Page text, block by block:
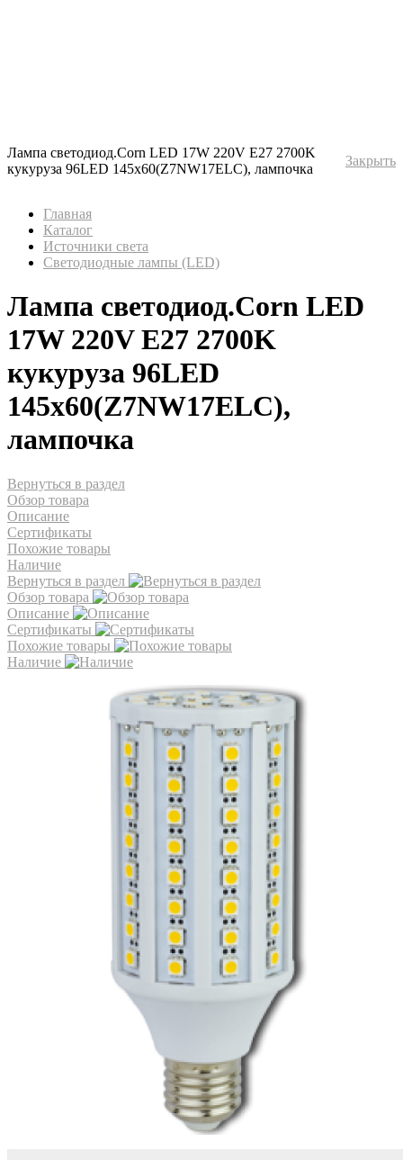
Лампа светодиод.Corn LED 17W 220V E27 2700K
кукуруза 96LED 145x60(Z7NW17ELC), лампочка
Закрыть
Главная
Каталог
Источники света
Светодиодные лампы (LED)
Лампа светодиод.Corn LED
17W 220V E27 2700K
кукуруза 96LED
145x60(Z7NW17ELC),
лампочка
Вернуться в раздел
Обзор товара
Описание
Сертификаты
Похожие товары
Наличие
Вернуться в раздел
Обзор товара
Описание
Сертификаты
Похожие товары
Наличие